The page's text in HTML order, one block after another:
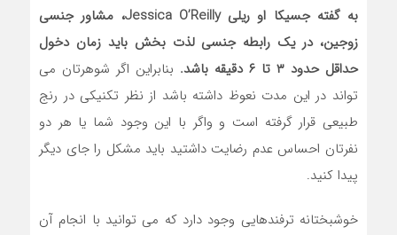
به گفته جسیکا او ریلی Jessica O’Reilly، مشاور جنسی
زوجین، در یک رابطه جنسی لذت بخش باید زمان دخول
حداقل حدود ۳ تا ۶ دقیقه باشد.
بنابراین اگر شوهرتان می
تواند در این مدت نعوظ داشته باشد از نظر تکنیکی در رنج
طبیعی قرار گرفته است و واگر با این وجود شما یا هر دو
نفرتان احساس عدم رضایت داشتید باید مشکل را جای دیگر
پیدا کنید.
خوشبختانه ترفندهایی وجود دارد که می توانید با انجام آن